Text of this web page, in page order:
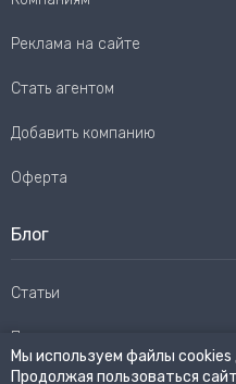
Реклама на сайте
Стать агентом
Добавить компанию
Оферта
Блог
Статьи
Пользовательское соглашение
Мы используем файлы
Продолжая пользоваться